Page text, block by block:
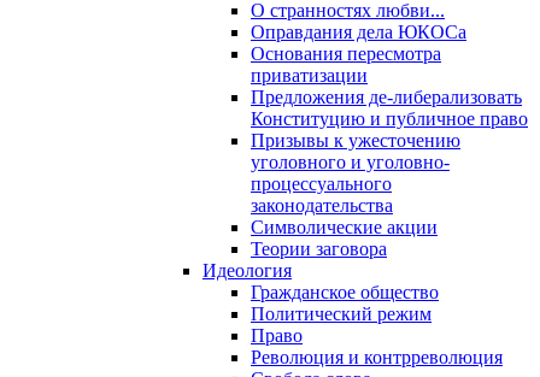
О странностях любви...
Оправдания дела ЮКОСа
Основания пересмотра
приватизации
Предложения де-либерализовать
Конституцию и публичное право
Призывы к ужесточению
уголовного и уголовно-
процессуального
законодательства
Символические акции
Теории заговора
Идеология
Гражданское общество
Политический режим
Право
Революция и контрреволюция